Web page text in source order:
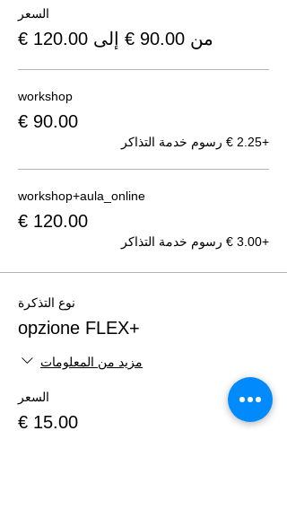
السعر
من ‏90.00 € إلى ‏120.00 €
workshop
+‏2.25 € رسوم خدمة التذاكر
workshop+aula_online
+‏3.00 € رسوم خدمة التذاكر
نوع التذكرة
+opzione FLEX
مزيد من المعلومات
السعر